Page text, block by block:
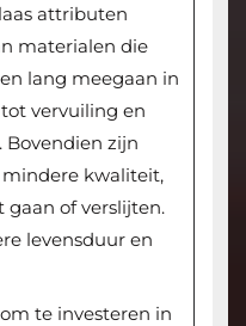
attributen
materialen die
lang meegaan in
vervuiling en
Bovendien zijn
kwaliteit,
gaan of verslijten.
levensduur en
te investeren in